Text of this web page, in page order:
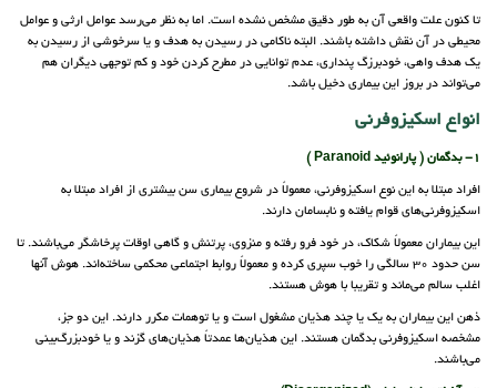
تا کنون علت‌ واقعی‌ آن‌ به طور دقیق مشخص‌ نشده‌ است‌. اما به‌ نظر می‌رسد عوامل‌ ارثی‌ و عوامل‌
محیطی در آن‌ نقش‌ داشته‌ باشند. البته ناکامی در رسیدن به هدف و یا سرخوشی از رسیدن به
یک هدف واهی، خود‌برزگ پنداری، عدم توانایی در مطرح کردن خود و کم توجهی دیگران هم
می‌تواند در بروز این بیماری دخیل باشد.
انواع اسکیزوفرنی
1- بدگمان ( پارانوئید Paranoid )
افراد مبتلا به این نوع اسکیزوفرنی، معمولاً در شروع بیماری سن بیشتری از افراد مبتلا به
اسکیزوفرنی‌های قوام یافته و نابسامان دارند.
این بیماران معمولاً شکاک، در خود فرو رفته و منزوی، پرتنش و گاهی اوقات پرخاشگر می‌باشند. تا
سن حدود 30 سالگی را خوب سپری کرده و معمولاً روابط اجتماعی محکمی ساخته‌اند. هوش آنها
اغلب سالم می‌ماند و تقریبا با هوش هستند.
ذهن این بیماران به یک یا چند هذیان مشغول است و یا توهمات مکرر دارند. این دو جز،
مشخصه اسکیزوفرنی بدگمان هستند. این هذیان‌ها عمدتاً هذیان‌های گزند و یا خودبزرگ‌بینی
می‌باشند.